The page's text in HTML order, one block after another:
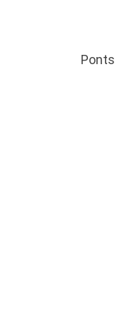
Ponts